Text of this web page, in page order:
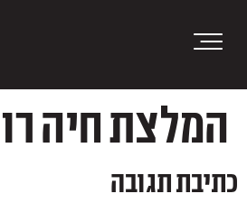
המלצת חיה
כתיבת תגובה